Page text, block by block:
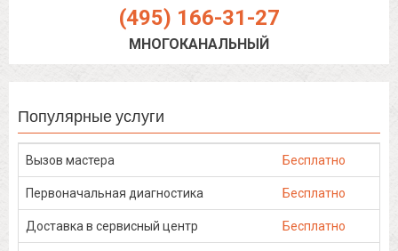
(495) 166-31-27
МНОГОКАНАЛЬНЫЙ
Популярные услуги
Вызов мастера Бесплатно
Первоначальная диагностика Бесплатно
Доставка в сервисный центр Бесплатно